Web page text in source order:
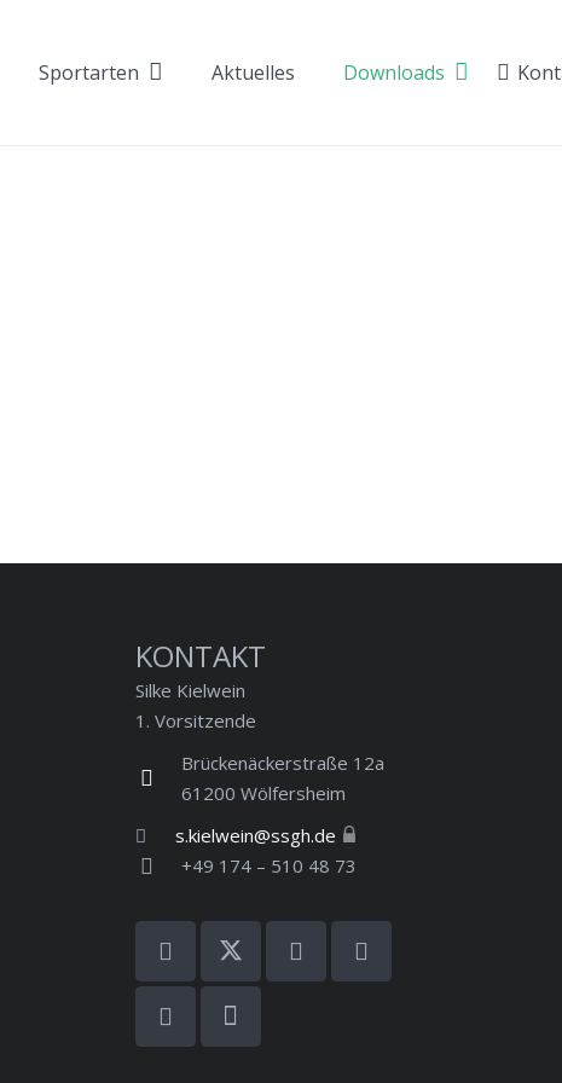
Sportarten Aktuelles Downloads
KONTAKT
Silke Kielwein
1. Vorsitzende
Brückenäckerstraße 12a
61200 Wölfersheim
s.kielwein@ssgh.de
+49 174 – 510 48 73